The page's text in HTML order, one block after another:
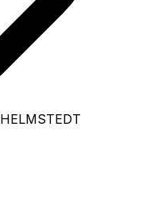
HELMSTEDT